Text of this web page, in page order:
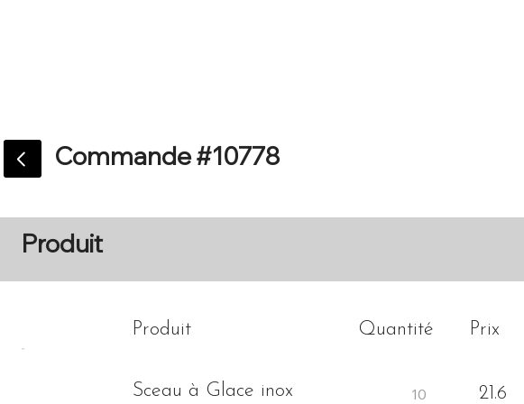
Commande #10778
Produit
Sceau à Glace inox 21.6
Produit Quantité Prix